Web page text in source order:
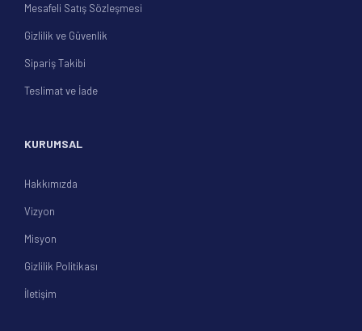
Mesafeli Satış Sözleşmesi
Gizlilik ve Güvenlik
Sipariş Takibi
Teslimat ve İade
KURUMSAL
Hakkımızda
Vizyon
Misyon
Gizlilik Politikası
İletişim